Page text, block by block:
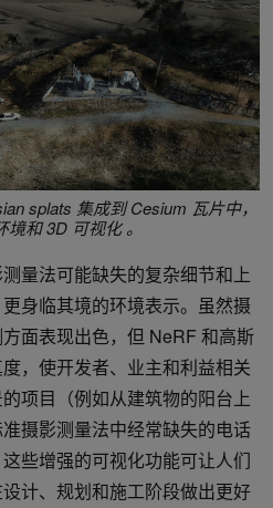
splats 集成到 Cesium 瓦片中，
境和 3D 可视化。
量法可能缺失的复杂细节和上
身临其境的环境表示。虽然摄
面表现出色，但 NeRF 和高斯
，使开发者、业主和利益相关
项目（例如从建筑物的阳台上
摄影测量法中经常缺失的电话
些增强的可视化功能可让人们
计、规划和施工阶段做出更好